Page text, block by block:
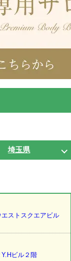
埼玉県
ストスクエアビル
ビル２階